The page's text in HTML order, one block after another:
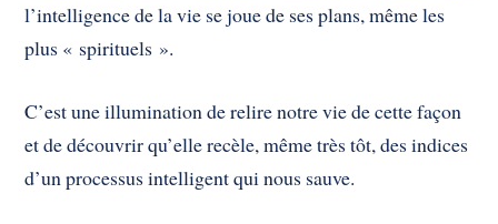
l’intelligence de la vie se joue de ses plans, même les
plus « spirituels ».
C’est une illumination de relire notre vie de cette façon
et de découvrir qu’elle recèle, même très tôt, des indices
d’un processus intelligent qui nous sauve.